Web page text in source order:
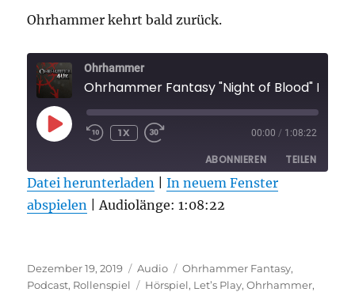
Ohrhammer kehrt bald zurück.
Ohrhammer
Ohrhammer Fantasy "Night of Blood" Folge
PLAY
EPISODE
1X 00:00 / 1:08:22
ABONNIEREN TEILEN
RSS FEED
TEILEN
EMBED
Datei herunterladen |In neuem Fenster
abspielen
Audiolänge: 1:08:22
Veröffentlicht
am
Dezember 19, 2019 Format
Audio Kategorien
Ohrhammer Fantasy,
Podcast, Rollenspiel Schlagwörter
Hörspiel, Let’s Play,Ohrhammer,